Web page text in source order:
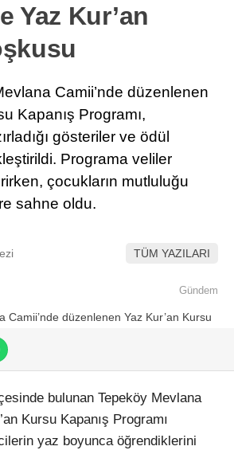
Yaz Kur’an
Camii’nde düzenlenen
Kapanış Programı,
gösteriler ve ödül
Programa veliler
çocukların mutluluğu
sahne oldu.
TÜM YAZILARI
Gündem
bulunan Tepeköy Mevlana
Kursu Kapanış Programı
yaz boyunca öğrendiklerini